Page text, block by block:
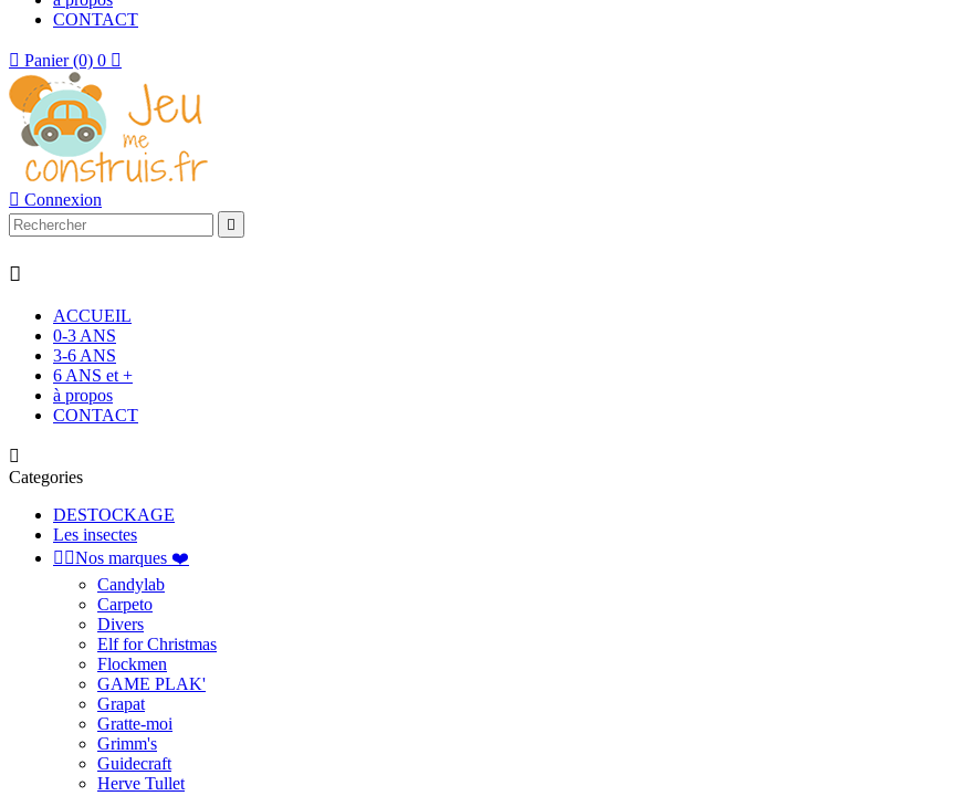
CONTACT
 Panier (0) 0 
 Connexion


ACCUEIL
0-3 ANS
3-6 ANS
6 ANS et +
à propos
CONTACT

Categories
DESTOCKAGE
Les insectes
 Nos marques ❤️
Candylab
Carpeto
Divers
Elf for Christmas
Flockmen
GAME PLAK'
Grapat
Gratte-moi
Grimm's
Guidecraft
Herve Tullet